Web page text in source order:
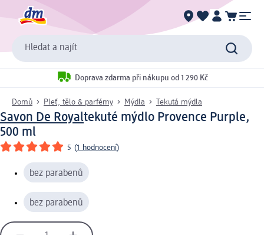
Hledat a najít
Doprava zdarma při nákupu od 1 290 Kč
Domů Pleť, tělo & parfémy Mýdla Tekutá mýdla
Savon De Royaltekuté mýdlo Provence Purple,
500 ml
5 (1 hodnocení)
bez parabenů
bez parabenů